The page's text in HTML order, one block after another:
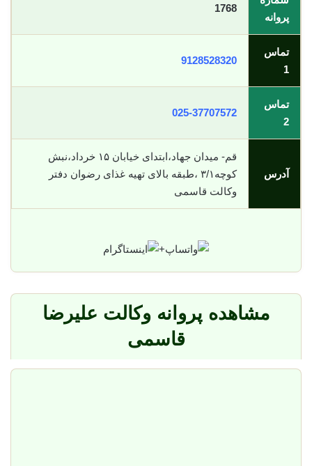
پروانه
1768
تماس
1
9128528320
تماس
2
025-37707572
آدرس
قم- میدان جهاد،ابتدای خیابان ۱۵ خرداد،نبش
کوچه۳/۱ ،طبقه بالای تهیه غذای رضوان دفتر
وکالت قاسمی
+
مشاهده پروانه وکالت علیرضا
قاسمی